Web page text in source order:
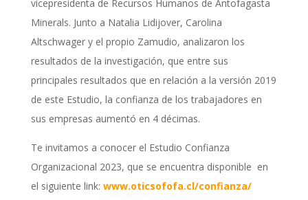
vicepresidenta de Recursos Humanos de Antofagasta
Minerals. Junto a Natalia Lidijover, Carolina
Altschwager y el propio Zamudio, analizaron los
resultados de la investigación, que entre sus
principales resultados que en relación a la versión 2019
de este Estudio, la confianza de los trabajadores en
sus empresas aumentó en 4 décimas.
Te invitamos a conocer el Estudio Confianza
Organizacional 2023, que se encuentra disponible en
el siguiente link: www.oticsofofa.cl/confianza/